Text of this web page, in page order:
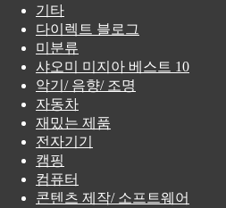
기타
다이렉트 블로그
미분류
샤오미 미지아 베스트 10
악기/ 음향/ 조명
자동차
재밌는 제품
전자기기
캠핑
컴퓨터
콘텐츠 제작/ 소프트웨어